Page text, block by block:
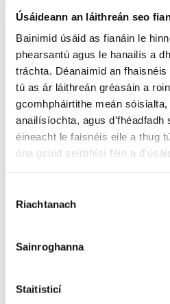
Úsáideann an láithreán seo
Bainimid úsáid as fianáin le
phearsantú agus le hanailís a
tráchta. Déanaimid an
tú as ár láithreán gréasáin a
gcomhpháirtithe meán
anailísíochta, agus d’fhéadfadh
éineacht le faisnéis eile a thug
óna gcuid seirbhísí féin a
Toilithe
Riachtanach
Sainroghanna
Staitisticí
Tabharaigí scéala ag mo
stór.
Dhá mbeinnse san mbád an lá
an scód,
Ó m’fhocal dhuit a Bhean Uí
leigheasfainnse do bhrón.
Ní hionadh liom scéal cráite
d’athair
Ná ag banaltra na gcíocha
Is ó chuaigh tú chun trá an lá
theacht abhaile.
Is ní mhór dhom do Liam Ó
chliamhain ag an rí,
Ó maighdean chiúin chéillí ag
Is ó luadh sinn chomh hóg le